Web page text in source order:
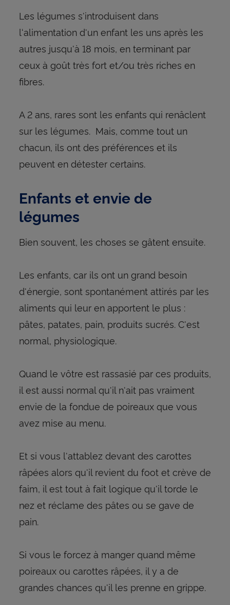
Les légumes s'introduisent dans
l‘alimentation d'un enfant les uns après les
autres jusqu'à 18 mois, en terminant par
ceux à goût très fort et/ou très riches en
fibres.
A 2 ans, rares sont les enfants qui renâclent
sur les légumes. Mais, comme tout un
chacun, ils ont des préférences et ils
peuvent en détester certains.
Enfants et envie de
légumes
Bien souvent, les choses se gâtent ensuite.
Les enfants, car ils ont un grand besoin
d'énergie, sont spontanément attirés par les
aliments qui leur en apportent le plus :
pâtes, patates, pain, produits sucrés. C'est
normal, physiologique.
Quand le vôtre est rassasié par ces produits,
il est aussi normal qu'il n'ait pas vraiment
envie de la fondue de poireaux que vous
avez mise au menu.
Et si vous l'attablez devant des carottes
râpées alors qu'il revient du foot et crève de
faim, il est tout à fait logique qu'il torde le
nez et réclame des pâtes ou se gave de
pain.
Si vous le forcez à manger quand même
poireaux ou carottes râpées, il y a de
grandes chances qu'il les prenne en grippe.